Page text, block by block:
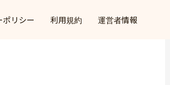
ポリシー 利用規約 運営者情報